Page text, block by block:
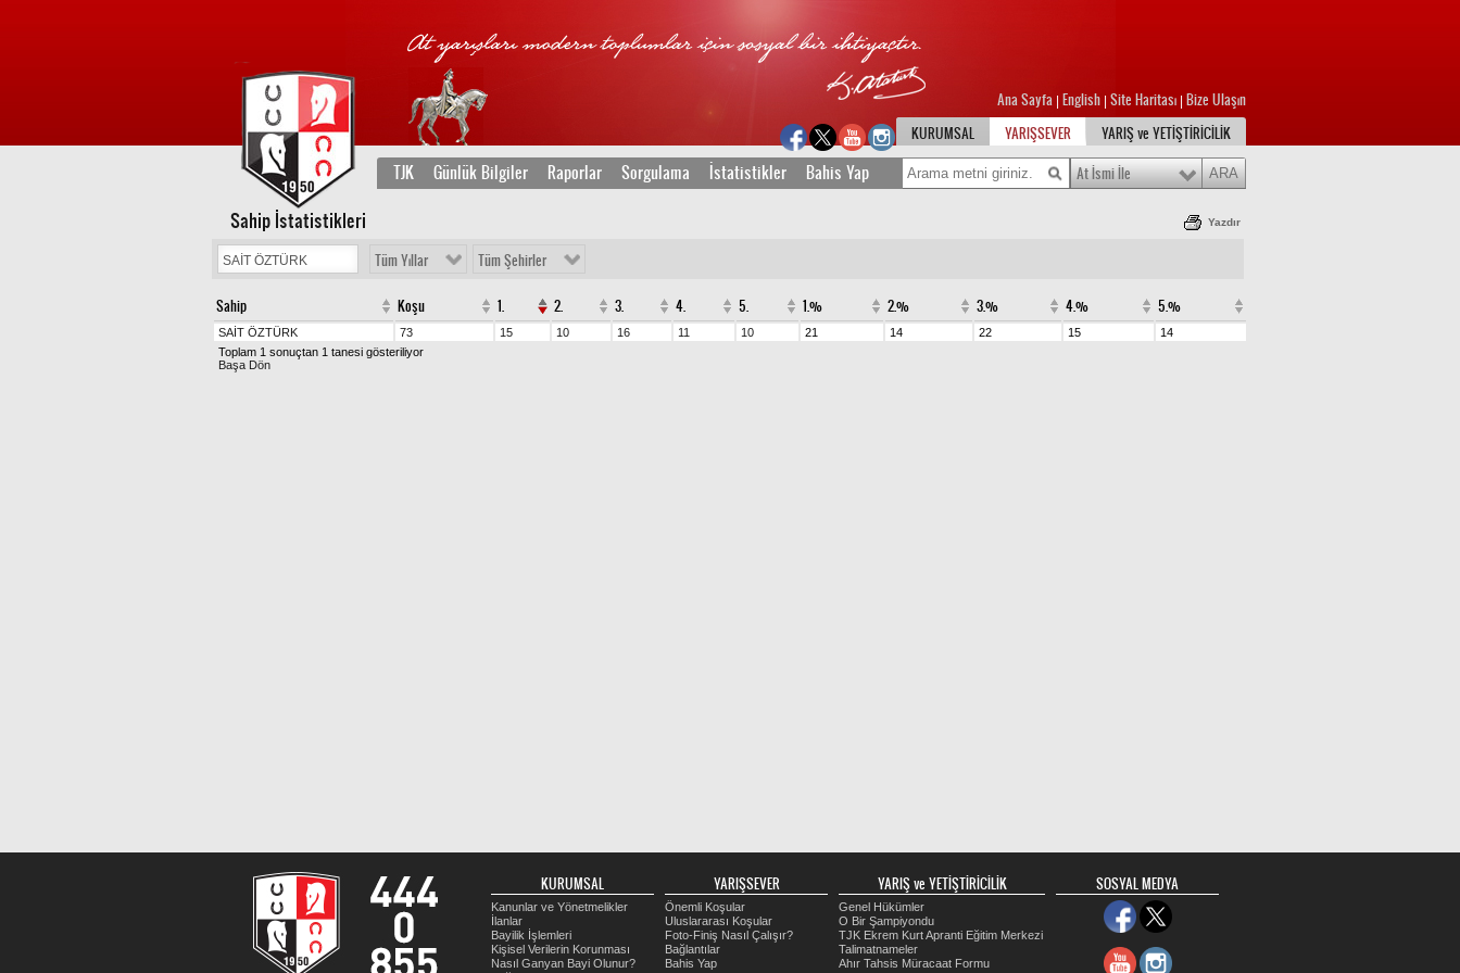
Ana Sayfa English Site Haritası Bize Ulaşın
KURUMSAL
YARIŞSEVER YARIŞ ve YETİŞTİRİCİLİK
TJK Günlük Bilgiler Raporlar Sorgulama İstatistikler Bahis Yap At İsmi İle
Sahip İstatistikleri Yazdır
Tüm Yıllar Tüm Şehirler
Sahip Koşu 1. 2. 3. 4. 5. 1.% 2.% 3.% 4.% 5.%
SAİT ÖZTÜRK 73 15 10 16 11 10 21 14 22 15
14
Toplam 1 sonuçtan 1 tanesi gösteriliyor
Başa Dön
KURUMSAL
Kanunlar ve Yönetmelikler
İlanlar
Bayilik İşlemleri
Kişisel Verilerin Korunması
Nasıl Ganyan Bayi Olunur?
YARIŞSEVER
Önemli Koşular
Uluslararası Koşular
Foto-Finiş Nasıl Çalışır?
Bağlantılar
Bahis Yap
YARIŞ ve YETİŞTİRİCİLİK
Genel Hükümler
O Bir Şampiyondu
TJK Ekrem Kurt Apranti Eğitim Merkezi
Talimatnameler
Ahır Tahsis Müracaat Formu
SOSYAL MEDYA